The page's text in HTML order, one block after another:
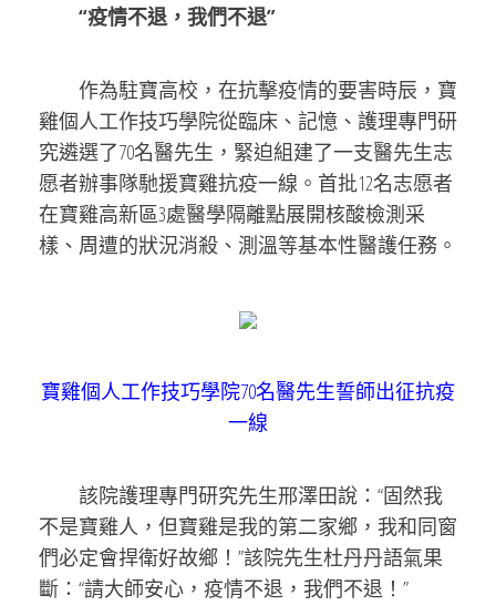
“疫情不退，我們不退”
作為駐寶高校，在抗擊疫情的要害時辰，寶
雞個人工作技巧學院從臨床、記憶、護理專門研
究遴選了70名醫先生，緊迫組建了一支醫先生志
愿者辦事隊馳援寶雞抗疫一線。首批12名志愿者
在寶雞高新區3處醫學隔離點展開核酸檢測采
樣、周遭的狀況消殺、測溫等基本性醫護任務。
寶雞個人工作技巧學院70名醫先生誓師出征抗疫
一線
該院護理專門研究先生邢澤田說：“固然我
不是寶雞人，但寶雞是我的第二家鄉，我和同窗
們必定會捍衛好故鄉！”該院先生杜丹丹語氣果
斷：“請大師安心，疫情不退，我們不退！”